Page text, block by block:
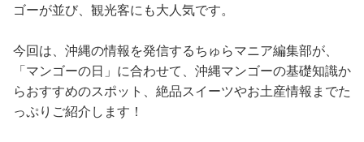
ゴーが並び、観光客にも大人気です。
今回は、沖縄の情報を発信するちゅらマニア編集部が、
「マンゴーの日」に合わせて、沖縄マンゴーの基礎知識か
らおすすめのスポット、絶品スイーツやお土産情報までた
っぷりご紹介します！